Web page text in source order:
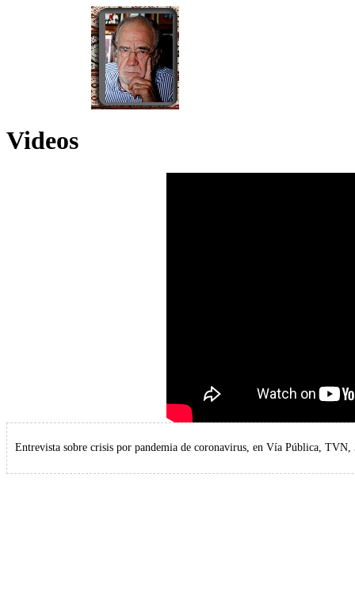
Videos
Entrevista sobre crisis por pandemia de coronavirus, en Vía Pública, TVN,